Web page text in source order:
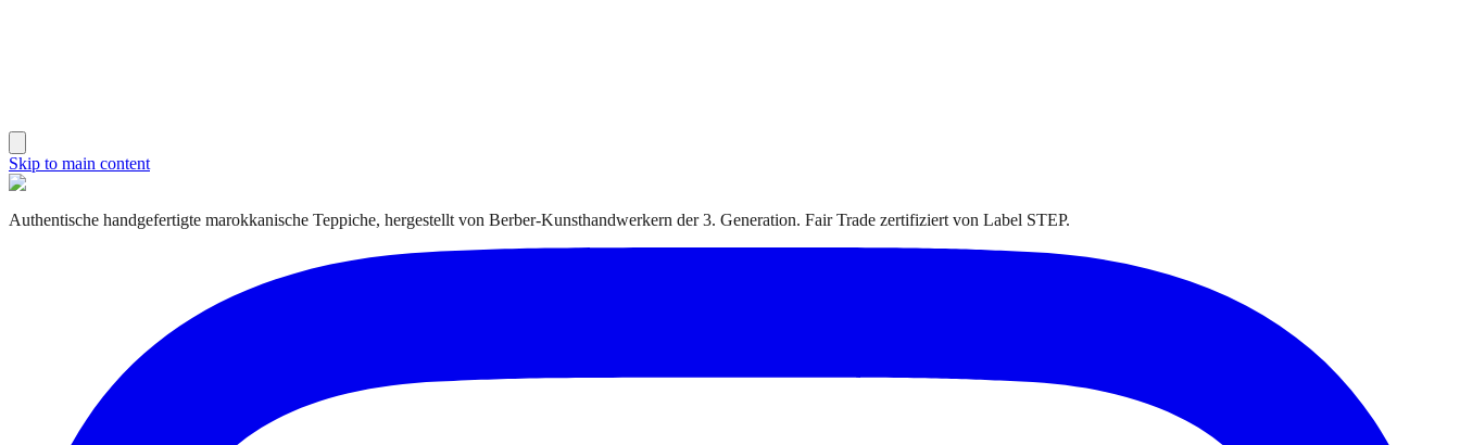
Skip to main content
Authentische handgefertigte marokkanische Teppiche, hergestellt von Berber-Kunsthandwerkern der 3. Generation. Fair Trade zertifiziert von Label STEP.